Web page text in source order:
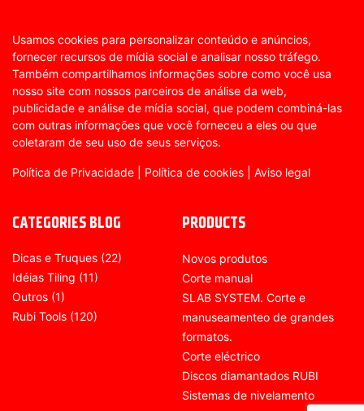
Usamos cookies para personalizar conteúdo e anúncios,
fornecer recursos de mídia social e analisar nosso tráfego.
Também compartilhamos informações sobre como você usa
nosso site com nossos parceiros de análise da web,
publicidade e análise de mídia social, que podem combiná-las
com outras informações que você forneceu a eles ou que
coletaram de seu uso de seus serviços.
Política de Privacidade Política de cookies Aviso legal
CATEGORIES BLOG
Dicas e Truques (22)
Idéias Tiling (11)
Outros (1)
Rubi Tools (120)
PRODUCTS
Novos produtos
Corte manual
SLAB SYSTEM. Corte e
manuseamenteo de grandes
formatos.
Corte eléctrico
Discos diamantados RUBI
Sistemas de nivelamento